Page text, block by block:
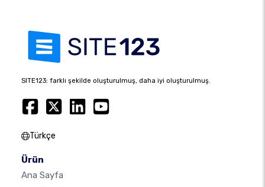
SITE123: farklı şekilde oluşturulmuş, daha iyi oluşturulmuş.
Türkçe
Ürün
Ana Sayfa